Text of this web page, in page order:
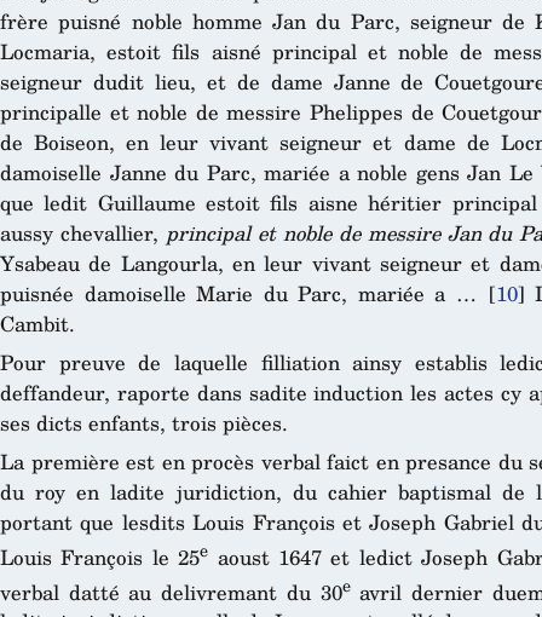
frère puisné noble homme Jan du Parc, seigneur
Locmaria, estoit fils aisné principal et noble de
seigneur dudit lieu, et de dame Janne de
principalle et noble de messire Phelippes de
de Boiseon, en leur vivant seigneur et dame de
damoiselle Janne du Parc, mariée a noble gens Jan
que ledit Guillaume estoit fils aisne héritier
aussy chevallier, principal et noble de messire Jan du
Ysabeau de Langourla, en leur vivant seigneur et
puisnée damoiselle Marie du Parc, mariée a … [10]
Cambit.
Pour preuve de laquelle filliation ainsy establis
deffandeur, raporte dans sadite induction les actes cy
ses dicts enfants, trois pièces.
La première est en procès verbal faict en presance du
du roy en ladite juridiction, du cahier baptismal de
portant que lesdits Louis François et Joseph Gabriel
Louis François le 25e aoust 1647 et ledict Joseph
verbal datté au delivremant du 30eavril dernier